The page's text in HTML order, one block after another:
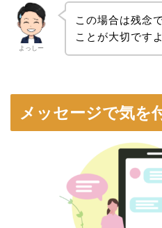
よっしー
この場合は残念
ことが大切ですよ
メッセージで気を